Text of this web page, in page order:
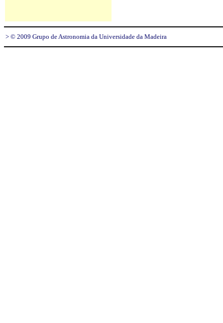
> © 2009 Grupo de Astronomia da Universidade da Madeira